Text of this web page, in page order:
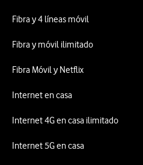
Fibra y 4 líneas móvil
Fibra y móvil ilimitado
Fibra Móvil y Netflix
Internet en casa
Internet 4G en casa ilimitado
Internet 5G en casa